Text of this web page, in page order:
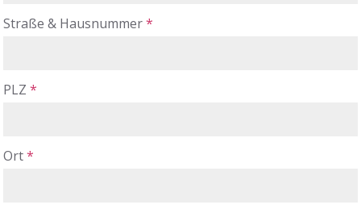
Straße & Hausnummer*
PLZ*
Ort*